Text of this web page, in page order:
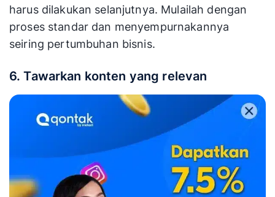
harus dilakukan selanjutnya. Mulailah dengan
proses standar dan menyempurnakannya
seiring pertumbuhan bisnis.
6. Tawarkan konten yang relevan